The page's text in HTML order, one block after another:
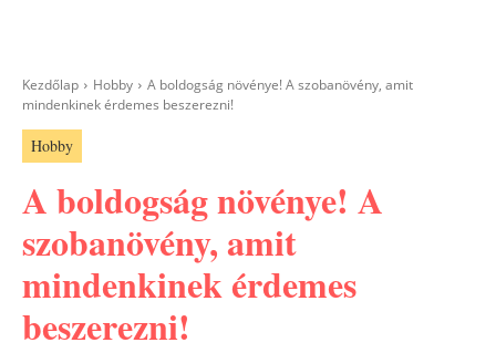
Kezdőlap Hobby
A boldogság növénye! A szobanövény, amit
mindenkinek érdemes beszerezni!
Hobby
A boldogság növénye! A
szobanövény, amit
mindenkinek érdemes
beszerezni!